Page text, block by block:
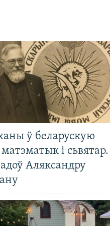
ў беларускую
і сьвятар.
Аляксандру